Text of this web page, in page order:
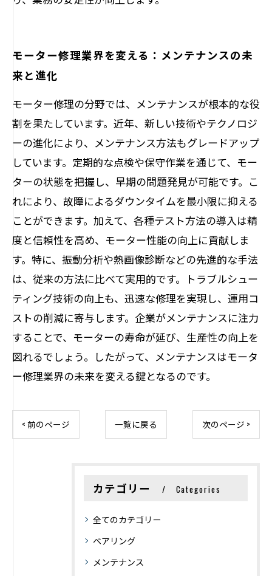
モーター修理業界を変える：メンテナンスの未
来と進化
モーター修理の分野では、メンテナンスが根本的な役
割を果たしています。近年、新しい技術やテクノロジ
ーの進化により、メンテナンス方法もグレードアップ
しています。定期的な点検や保守作業を通じて、モー
ターの状態を把握し、早期の問題発見が可能です。こ
れにより、故障によるダウンタイムを最小限に抑える
ことができます。加えて、各種テスト方法の導入は精
度と信頼性を高め、モーター性能の向上に貢献しま
す。特に、振動分析や熱画像診断などの先進的な手法
は、従来の方法に比べて実用的です。トラブルシュー
ティング技術の向上も、迅速な修理を実現し、運用コ
ストの削減に寄与します。企業がメンテナンスに注力
することで、モーターの寿命が延び、生産性の向上を
図れるでしょう。したがって、メンテナンスはモータ
ー修理業界の未来を変える鍵となるのです。
< 前のページ 一覧に戻る 次のページ >
カテゴリー Categories
全てのカテゴリー
ベアリング
メンテナンス